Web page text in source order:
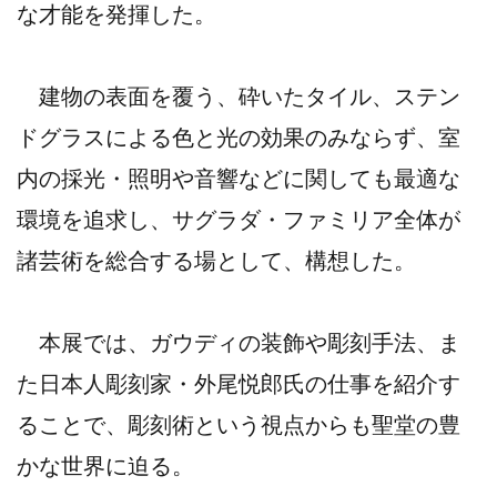
な才能を発揮した。
建物の表面を覆う、砕いたタイル、ステン
ドグラスによる色と光の効果のみならず、室
内の採光・照明や音響などに関しても最適な
環境を追求し、サグラダ・ファミリア全体が
諸芸術を総合する場として、構想した。
本展では、ガウディの装飾や彫刻手法、ま
た日本人彫刻家・外尾悦郎氏の仕事を紹介す
ることで、彫刻術という視点からも聖堂の豊
かな世界に迫る。